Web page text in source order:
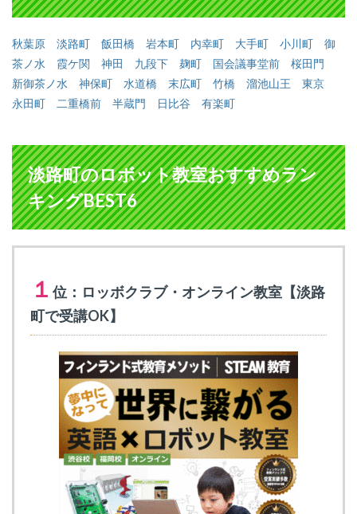
秋葉原 淡路町 飯田橋 岩本町 内幸町 大手町 小川町
御
茶ノ水
霞ケ関 神田 九段下 麹町 国会議事堂前
桜田門
新御茶ノ水
神保町 水道橋 末広町 竹橋 溜池山王
東京
永田町
二重橋前 半蔵門 日比谷 有楽町
淡路町のロボット教室おすすめラン
キングBEST6
１ 位：ロッボクラブ・オンライン教室【淡路
町で受講OK】